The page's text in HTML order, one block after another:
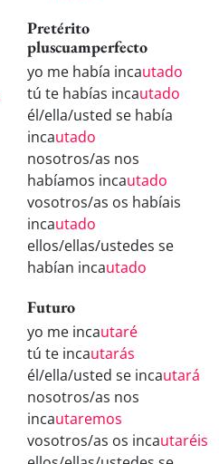
Pretérito
pluscuamperfecto
yo me había incautado
tú te habías incautado
él/ella/usted se había
incautado
nosotros/as nos
habíamos incautado
vosotros/as os habíais
incautado
ellos/ellas/ustedes se
habían incautado
Futuro
yo me incautaré
tú te incautarás
él/ella/usted se incautará
nosotros/as nos
incautaremos
vosotros/as os incautaréis